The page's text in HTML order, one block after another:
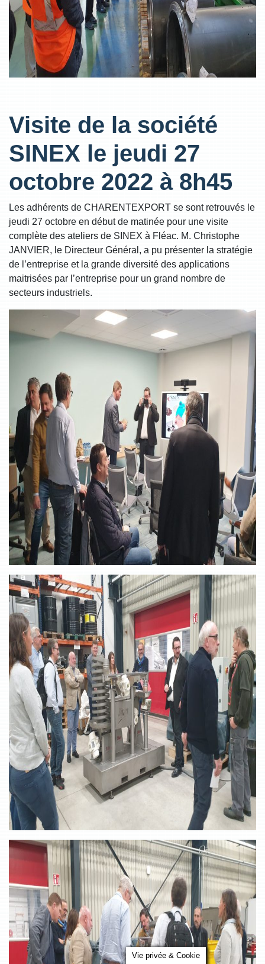
Visite de la société
SINEX le jeudi 27
octobre 2022 à 8h45
Les adhérents de CHARENTEXPORT se sont retrouvés le
jeudi 27 octobre en début de matinée pour une visite
complète des ateliers de SINEX à Fléac. M. Christophe
JANVIER, le Directeur Général, a pu présenter la stratégie
de l’entreprise et la grande diversité des applications
maitrisées par l’entreprise pour un grand nombre de
secteurs industriels.
Vie privée & Cookie